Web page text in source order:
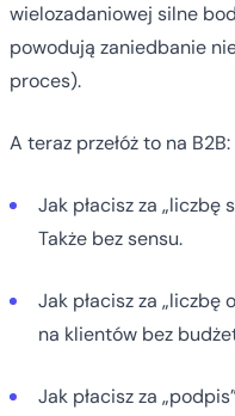
wielozadaniowej silne
powodują zaniedbanie
proces).
A teraz przełóż to na B2B:
Jak płacisz za
Także bez sensu.
Jak płacisz za „liczbę
na klientów bez
Jak płacisz za